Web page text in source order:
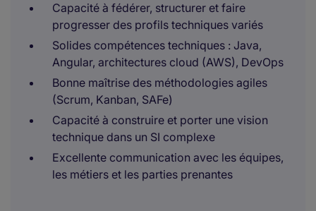
Capacité à fédérer, structurer et faire
progresser des profils techniques variés
Solides compétences techniques : Java,
Angular, architectures cloud (AWS), DevOps
Bonne maîtrise des méthodologies agiles
(Scrum, Kanban, SAFe)
Capacité à construire et porter une vision
technique dans un SI complexe
Excellente communication avec les équipes,
les métiers et les parties prenantes